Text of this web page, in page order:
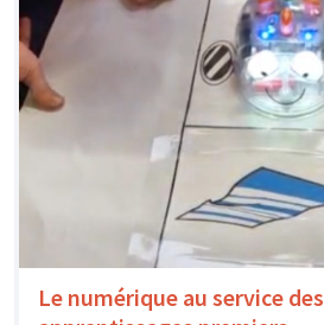
Le numérique au service des